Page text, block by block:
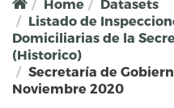
Home
Datasets
Listado de
Domiciliarias de la
(Historico)
Secretaría de
Noviembre 2020